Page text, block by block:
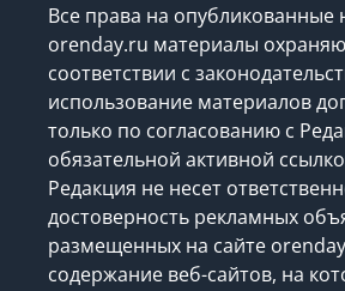
Все права на опубликованные
orenday.ru материалы
соответствии с
использование материалов
только по согласованию с
обязательной активной
Редакция не несет
достоверность рекламных
размещенных на сайте
содержание веб-сайтов, на